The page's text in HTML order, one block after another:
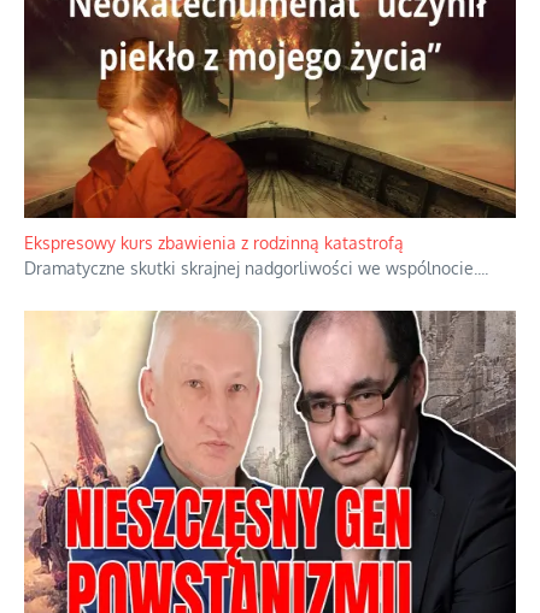
Ekspresowy kurs zbawienia z rodzinną katastrofą
Dramatyczne skutki skrajnej nadgorliwości we wspólnocie.